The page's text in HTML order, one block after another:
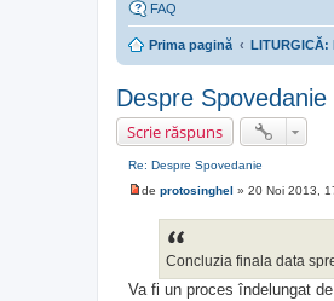
FAQ
Prima pagină LITURGICĂ:
Despre Spovedanie
Scrie răspuns
Re: Despre Spovedanie
e
de protosinghel » 20 Noi 2013,
Concluzia finala data
Va fi un proces îndelungat